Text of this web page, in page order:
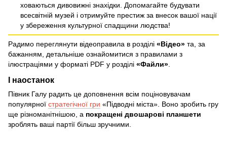
ховаються дивовижні знахідки. Допомагайте будувати
всесвітній музей і отримуйте престиж за внесок вашої нації
у збереження культурної спадщини людства!
Радимо переглянути відеоправила в розділі «Відео» та, за
бажанням, детальніше ознайомитися з правилами з
ілюстраціями у форматі PDF у розділі «Файли»
І наостанок
Півник Галу радить це доповнення всім поціновувачам
популярної стратегічної гри «Підводні міста». Воно зробить гру
ще різноманітнішою, а покращені двошарові планшети
зроблять ваші партії більш зручними.